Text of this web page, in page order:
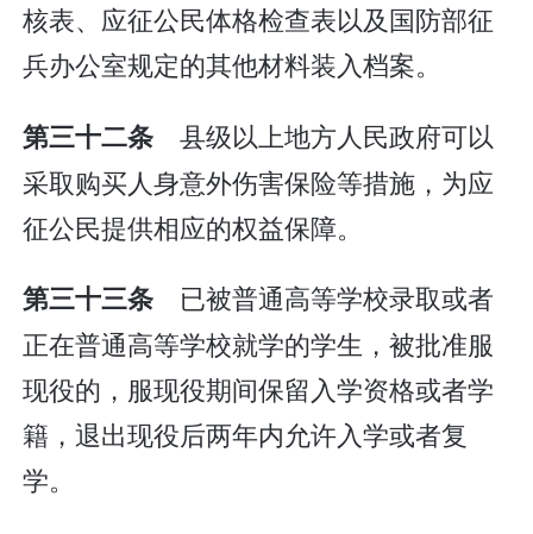
核表、应征公民体格检查表以及国防部征
兵办公室规定的其他材料装入档案。
第三十二条 县级以上地方人民政府可以
采取购买人身意外伤害保险等措施，为应
征公民提供相应的权益保障。
第三十三条 已被普通高等学校录取或者
正在普通高等学校就学的学生，被批准服
现役的，服现役期间保留入学资格或者学
籍，退出现役后两年内允许入学或者复
学。